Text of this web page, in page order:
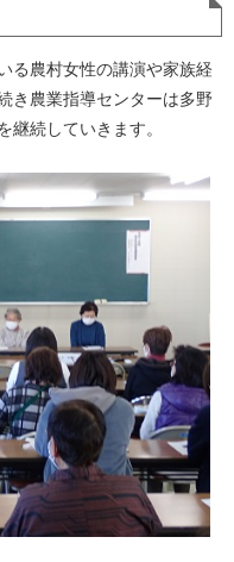
る農村女性の講演や家族経
き農業指導センターは多野
継続していきます。